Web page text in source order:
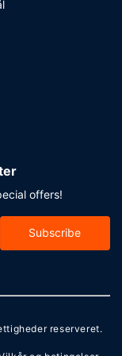
offers!
Subscribe
reserveret.